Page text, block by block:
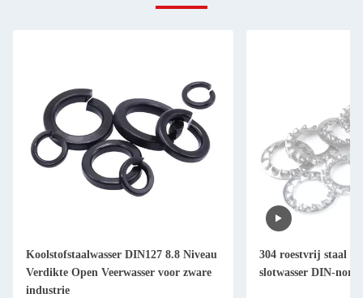
Koolstofstaalwasser DIN127 8.8 Niveau
Verdikte Open Veerwasser voor zware
industrie
304 roestvrij staal
slotwasser DIN-norm